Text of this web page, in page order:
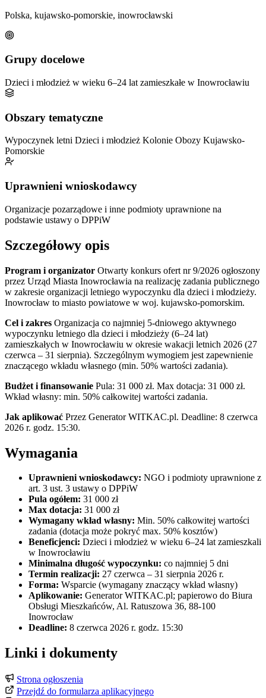
Polska, kujawsko-pomorskie, inowrocławski
Grupy docelowe
Dzieci i młodzież w wieku 6–24 lat zamieszkałe w Inowrocławiu
Obszary tematyczne
Wypoczynek letni Dzieci i młodzież Kolonie Obozy Kujawsko-
Pomorskie
Uprawnieni wnioskodawcy
Organizacje pozarządowe i inne podmioty uprawnione na
podstawie ustawy o DPPiW
Szczegółowy opis
Program i organizator Otwarty konkurs ofert nr 9/2026 ogłoszony
przez Urząd Miasta Inowrocławia na realizację zadania publicznego
w zakresie organizacji letniego wypoczynku dla dzieci i młodzieży.
Inowrocław to miasto powiatowe w woj. kujawsko-pomorskim.
Cel i zakres Organizacja co najmniej 5-dniowego aktywnego
wypoczynku letniego dla dzieci i młodzieży (6–24 lat)
zamieszkałych w Inowrocławiu w okresie wakacji letnich 2026 (27
czerwca – 31 sierpnia). Szczególnym wymogiem jest zapewnienie
znaczącego wkładu własnego (min. 50% wartości zadania).
Budżet i finansowanie Pula: 31 000 zł. Max dotacja: 31 000 zł.
Wkład własny: min. 50% całkowitej wartości zadania.
Jak aplikować Przez Generator WITKAC.pl. Deadline: 8 czerwca
2026 r. godz. 15:30.
Wymagania
Uprawnieni wnioskodawcy: NGO i podmioty uprawnione z
art. 3 ust. 3 ustawy o DPPiW
Pula ogółem: 31 000 zł
Max dotacja: 31 000 zł
Wymagany wkład własny: Min. 50% całkowitej wartości
zadania (dotacja może pokryć max. 50% kosztów)
Beneficjenci: Dzieci i młodzież w wieku 6–24 lat zamieszkali
w Inowrocławiu
Minimalna długość wypoczynku: co najmniej 5 dni
Termin realizacji: 27 czerwca – 31 sierpnia 2026 r.
Forma: Wsparcie (wymagany znaczący wkład własny)
Aplikowanie: Generator WITKAC.pl; papierowo do Biura
Obsługi Mieszkańców, Al. Ratuszowa 36, 88-100
Inowrocław
Deadline: 8 czerwca 2026 r. godz. 15:30
Linki i dokumenty
Strona ogłoszenia
Przejdź do formularza aplikacyjnego